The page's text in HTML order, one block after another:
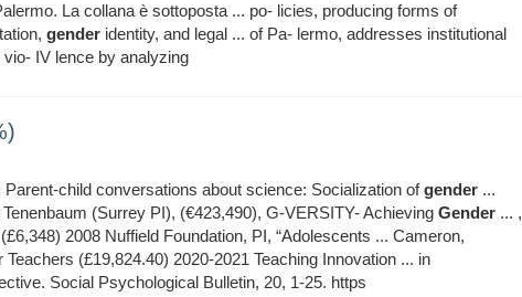
La collana è sottoposta ... po- licies, producing forms of
gender identity, and legal ... of Pa- lermo, addresses institutional
vio- IV lence by analyzing
child conversations about science: Socialization ofgender ...
(Surrey PI), (€423,490), G-VERSITY- Achieving Gender ... ,
(£6,348) 2008 Nuffield Foundation, PI, “Adolescents ... Cameron,
Teachers (£19,824.40) 2020-2021 Teaching Innovation ... in
Social Psychological Bulletin, 20, 1-25. https